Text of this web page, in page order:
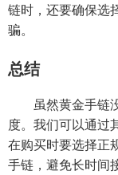
链时，还要确保选
骗。
总结
虽然黄金手链
度。我们可以通过
在购买时要选择正
手链，避免长时间